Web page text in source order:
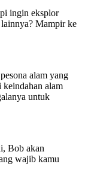
ingin eksplor
Mampir ke
alam yang
keindahan alam
untuk
Bob akan
wajib kamu